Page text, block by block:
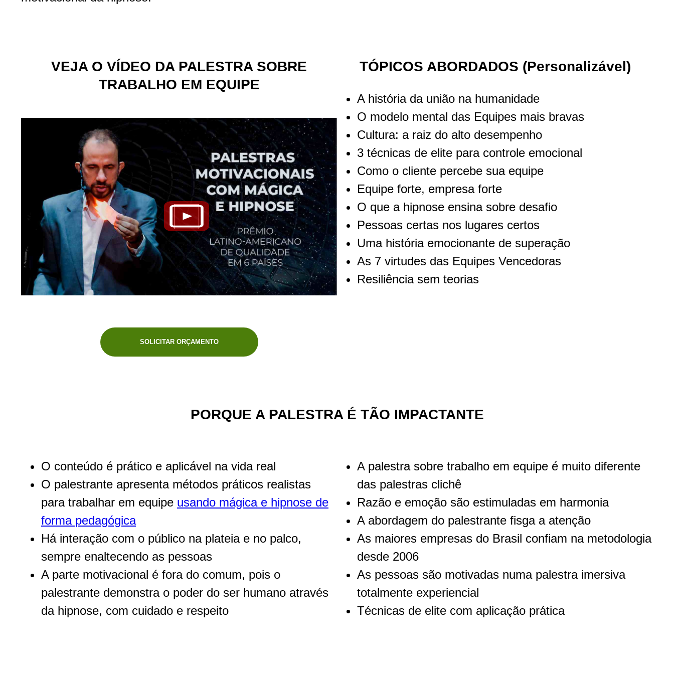
VEJA O VÍDEO DA PALESTRA SOBRE
TRABALHO EM EQUIPE
SOLICITAR ORÇAMENTO
TÓPICOS ABORDADOS (Personalizável)
A história da união na humanidade
O modelo mental das Equipes mais bravas
Cultura: a raiz do alto desempenho
3 técnicas de elite para controle emocional
Como o cliente percebe sua equipe
Equipe forte, empresa forte
O que a hipnose ensina sobre desafio
Pessoas certas nos lugares certos
Uma história emocionante de superação
As 7 virtudes das Equipes Vencedoras
Resiliência sem teorias
PORQUE A PALESTRA É TÃO IMPACTANTE
O conteúdo é prático e aplicável na vida real
O palestrante apresenta métodos práticos realistas
para trabalhar em equipe usando mágica e hipnose de
forma pedagógica
Há interação com o público na plateia e no palco,
sempre enaltecendo as pessoas
A parte motivacional é fora do comum, pois o
palestrante demonstra o poder do ser humano através
da hipnose, com cuidado e respeito
A palestra sobre trabalho em equipe é muito diferente
das palestras clichê
Razão e emoção são estimuladas em harmonia
A abordagem do palestrante fisga a atenção
As maiores empresas do Brasil confiam na metodologia
desde 2006
As pessoas são motivadas numa palestra imersiva
totalmente experiencial
Técnicas de elite com aplicação prática